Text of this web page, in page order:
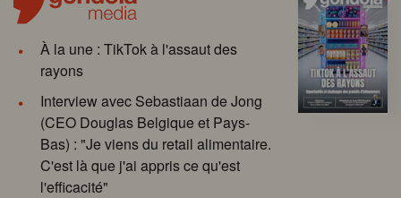
À la une : TikTok à l'assaut des
rayons
Interview avec Sebastiaan de Jong
(CEO Douglas Belgique et Pays-
Bas) : "Je viens du retail alimentaire.
C'est là que j'ai appris ce qu'est
l'efficacité"